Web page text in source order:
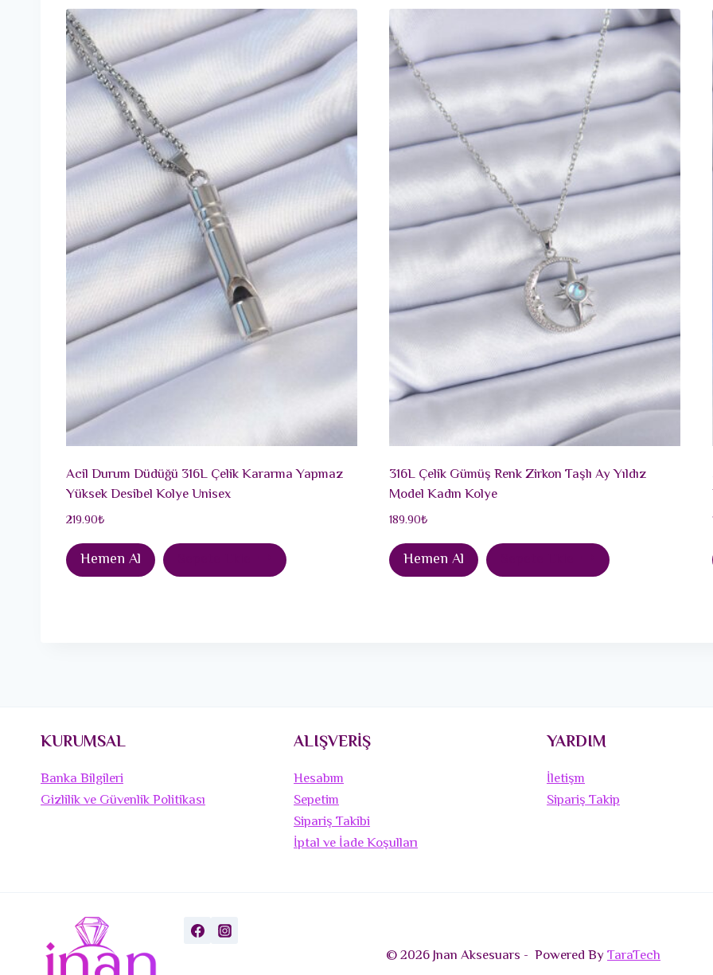
Acil Durum Düdüğü 316L Çelik Kararma Yapmaz
Yüksek Desibel Kolye Unisex
219.90₺
Hemen Al
316L Çelik Gümüş Renk Zirkon Taşlı Ay Yıldız
Model Kadın Kolye
189.90₺
Hemen Al
KURUMSAL
Banka Bilgileri
Gizlilik ve Güvenlik Politikası
ALIŞVERİŞ
Hesabım
Sepetim
Sipariş Takibi
İptal ve İade Koşulları
YARDIM
İletişm
Sipariş Takip
© 2026 Jnan Aksesuars - Powered ByTaraTech